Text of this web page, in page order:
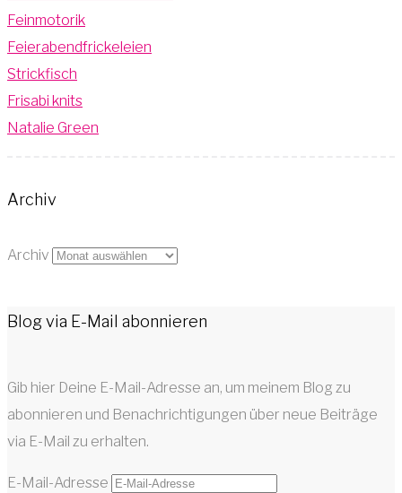
Feinmotorik
Feierabendfrickeleien
Strickfisch
Frisabi knits
Natalie Green
Archiv
Archiv
Blog via E-Mail abonnieren
Gib hier Deine E-Mail-Adresse an, um meinem Blog zu
abonnieren und Benachrichtigungen über neue Beiträge
via E-Mail zu erhalten.
E-Mail-Adresse